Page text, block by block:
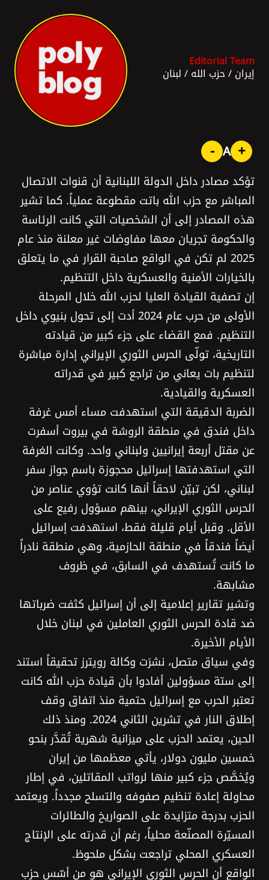
Editorial Team
إيران/حزب الله/لبنان
- A +
تؤكد مصادر داخل الدولة اللبنانية أن قنوات الاتصال
المباشر مع حزب اللّٰه باتت مقطوعة عملياً. كما تشير
هذه المصادر إلى أن الشخصيات التي كانت الرئاسة
والحكومة تجريان معها مفاوضات غير معلنة منذ عام
2025 لم تكن في الواقع صاحبة القرار في ما يتعلق
بالخيارات الأمنية والعسكرية داخل التنظيم.
إن تصفية القيادة العليا لحزب اللّٰه خلال المرحلة
الأولى من حرب عام 2024 أدت إلى تحول بنيوي داخل
التنظيم. فمع القضاء على جزء كبير من قيادته
التاريخية، تولّى الحرس الثوري الإيراني إدارة مباشرة
لتنظيم بات يعاني من تراجع كبير في قدراته
العسكرية والقيادية.
الضربة الدقيقة التي استهدفت مساء أمس غرفة
داخل فندق في منطقة الروشة في بيروت أسفرت
عن مقتل أربعة إيرانيين ولبناني واحد. وكانت الغرفة
التي استهدفتها إسرائيل محجوزة باسم جواز سفر
لبناني، لكن تبيّن لاحقاً أنها كانت تؤوي عناصر من
الحرس الثوري الإيراني، بينهم مسؤول رفيع على
الأقل. وقبل أيام قليلة فقط، استهدفت إسرائيل
أيضاً فندقاً في منطقة الحازمية، وهي منطقة نادراً
ما كانت تُستهدف في السابق، في ظروف
مشابهة.
وتشير تقارير إعلامية إلى أن إسرائيل كثفت ضرباتها
ضد قادة الحرس الثوري العاملين في لبنان خلال
الأيام الأخيرة.
وفي سياق متصل، نشرَت وكالة رويترز تحقيقاً استند
إلى ستة مسؤولين أفادوا بأن قيادة حزب اللّٰه كانت
تعتبر الحرب مع إسرائيل حتمية منذ اتفاق وقف
إطلاق النار في تشرين الثاني 2024. ومنذ ذلك
الحين، يعتمد الحزب على ميزانية شهرية تُقدَّر بنحو
خمسين مليون دولار، يأتي معظمها من إيران
ويُخصَّص جزء كبير منها لرواتب المقاتلين، في إطار
محاولة إعادة تنظيم صفوفه والتسلح مجدداً. ويعتمد
الحزب بدرجة متزايدة على الصواريخ والطائرات
المسيّرة المصنّعة محلياً، رغم أن قدرته على الإنتاج
العسكري المحلي تراجعت بشكل ملحوظ.
الواقع أن الحرس الثوري الإيراني هو من أسّس حزب